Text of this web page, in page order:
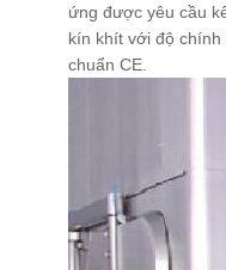
ứng được yêu cầu
kín khít với độ chính
chuẩn CE.
TUYỂN DỤNG